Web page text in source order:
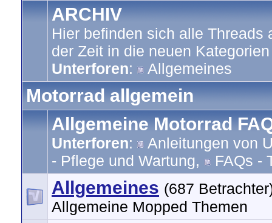
ARCHIV
Hier befinden sich alle Threads
der Zeit in die neuen
Unterforen: Allgemeines
Motorrad allgemein
Allgemeine Motorrad
Unterforen:
Anleitungen von
- Pflege und Wartung, FAQs -
Allgemeines (687
Allgemeine Mopped Themen